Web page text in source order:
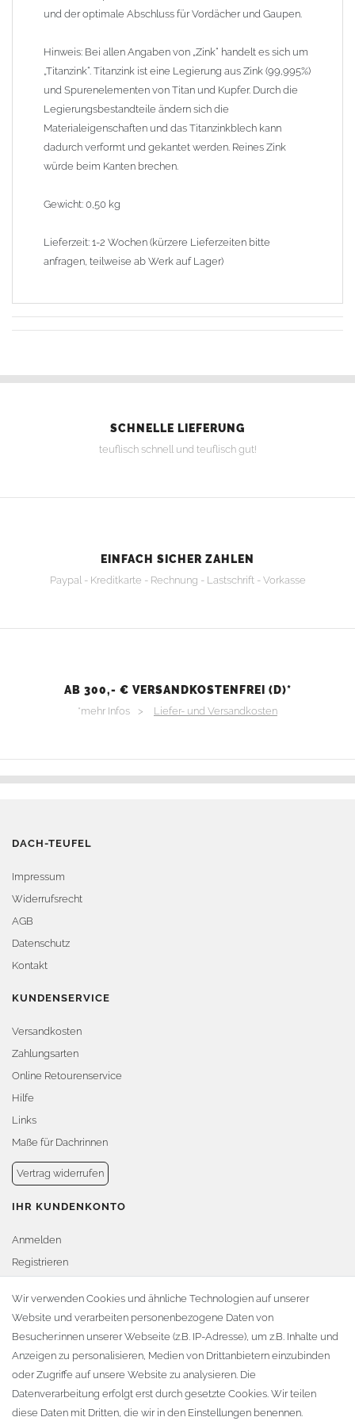
und der optimale Abschluss für Vordächer und Gaupen.
Hinweis: Bei allen Angaben von „Zink“ handelt es sich um
„Titanzink“. Titanzink ist eine Legierung aus Zink (99,995%)
und Spurenelementen von Titan und Kupfer. Durch die
Legierungsbestandteile ändern sich die
Materialeigenschaften und das Titanzinkblech kann
dadurch verformt und gekantet werden. Reines Zink
würde beim Kanten brechen.
Gewicht: 0,50 kg
Lieferzeit: 1-2 Wochen (kürzere Lieferzeiten bitte
anfragen, teilweise ab Werk auf Lager)
SCHNELLE LIEFERUNG
teuflisch schnell und teuflisch gut!
EINFACH SICHER ZAHLEN
Paypal - Kreditkarte - Rechnung - Lastschrift - Vorkasse
AB 300,- € VERSANDKOSTENFREI (D)*
*mehr Infos > Liefer- und Versandkosten
DACH-TEUFEL
Impressum
Widerrufsrecht
AGB
Datenschutz
Kontakt
KUNDENSERVICE
Versandkosten
Zahlungsarten
Online Retourenservice
Hilfe
Links
Maße für Dachrinnen
Vertrag widerrufen
IHR KUNDENKONTO
Anmelden
Registrieren
Warenkorb
Zur Kasse
KONTAKT
Fa. Steffen Jost
Söbrigener Weg 50
Wir verwenden Cookies und ähnliche Technologien auf unserer
Website und verarbeiten personenbezogene Daten von
Besucher:innen unserer Webseite (z.B. IP-Adresse), um z.B. Inhalte und
Anzeigen zu personalisieren, Medien von Drittanbietern einzubinden
oder Zugriffe auf unsere Website zu analysieren. Die
Datenverarbeitung erfolgt erst durch gesetzte Cookies. Wir teilen
diese Daten mit Dritten, die wir in den Einstellungen benennen.